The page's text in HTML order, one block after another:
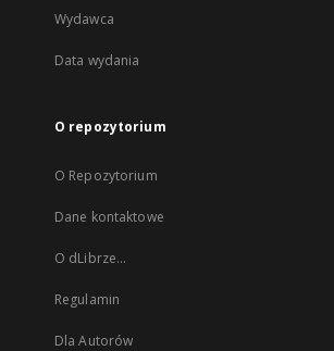
Wydawca
Data wydania
O repozytorium
O Repozytorium
Dane kontaktowe
O dLibrze...
Regulamin
Dla Autorów